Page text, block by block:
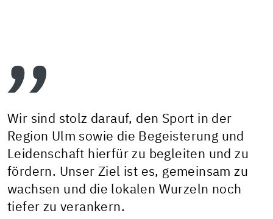
Wir sind stolz darauf, den Sport in der
Region Ulm sowie die Begeisterung und
Leidenschaft hierfür zu begleiten und zu
fördern. Unser Ziel ist es, gemeinsam zu
wachsen und die lokalen Wurzeln noch
tiefer zu verankern.